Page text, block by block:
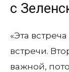
с
«Эта
встречи.
важной,